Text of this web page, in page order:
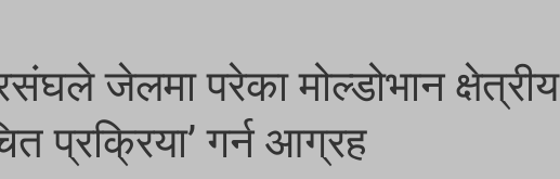
जेलमा परेका मोल्डोभान क्षेत्रीय
प्रक्रिया’ गर्न आग्रह